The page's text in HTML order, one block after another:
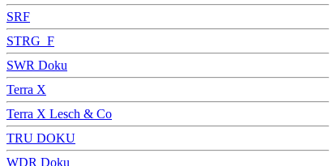
SRF
STRG_F
SWR Doku
Terra X
Terra X Lesch & Co
TRU DOKU
WDR Doku